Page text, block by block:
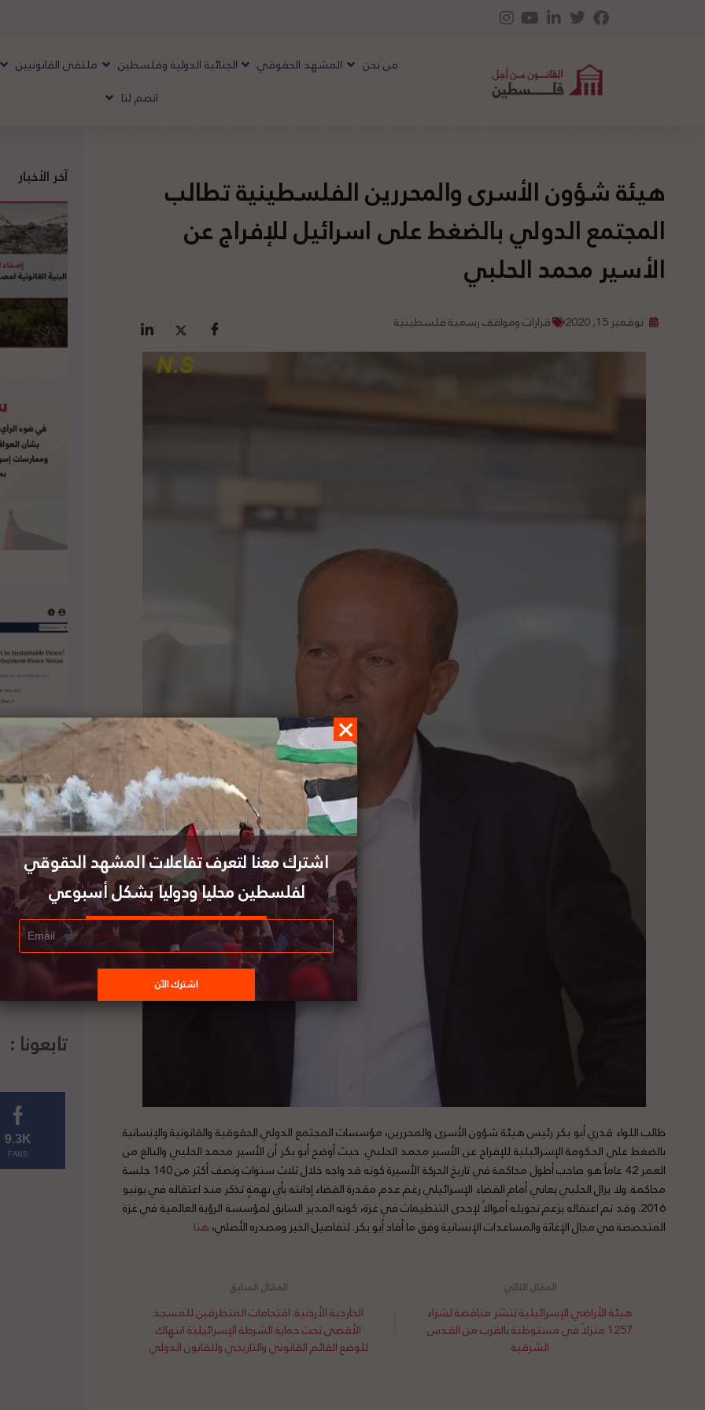
من نحن المشهد الحقوقي الجنائية الدولية وفلسطين ملتقى القانونيين
انضم لنا
هيئة شؤون الأسرى والمحررين الفلسطينية تطالب
المجتمع الدولي بالضغط على اسرائيل للإفراج عن
الأسير محمد الحلبي
نوفمبر 15, 2020 قرارات ومواقف رسمية فلسطينية
طالب اللواء قدري أبو بكر رئيس هيئة شؤون الأسرى والمحررين، مؤسسات المجتمع الدولي الحقوقية والقانونية والإنسانية
بالضغط على الحكومة الإسرائيلية للإفراج عن الأسير محمد الحلبي. حيث أوضح أبو بكر أن الأسير محمد الحلبي والبالغ من
العمر 42 عاماً هو صاحب أطول محاكمة في تاريخ الحركة الأسيرة كونه قد واجه خلال ثلاث سنوات ونصف أكثر من 140 جلسة
محاكمة. ولا يزال الحلبي يعاني أمام القضاء الإسرائيلي رغم عدم مقدرة القضاء إدانته بأي تهمةٍ تذكر منذ اعتقاله في يونيو
2016. وقد تم اعتقاله بزعم تحويله أموالاً لإحدى التنظيمات في غزة، كونه المدير السابق لمؤسسة الرؤية العالمية في غزة
المتخصصة في مجال الإغاثة والمساعدات الإنسانية وفق ما أفاد أبو بكر. لتفاصيل الخبر ومصدره الأصلي،هنا
الخارجية الأردنية: اقتحامات المتطرفين للمسجد
الأقصى تحت حماية الشرطة الإسرائيلية انتهاك
للوضع القائم القانوني والتاريخي وللقانون الدولي
هيئة الأراضي الإسرائيلية تنشر مناقصة لشراء
1257 منزلاً في مستوطنة بالقرب من القدس
الشرقية
آخر الأخبار
تابعونا :
9.3K
FANS
اشترك معنا لتعرف تفاعلات المشهد الحقوقي
لفلسطين محليا ودوليا بشكل أسبوعي